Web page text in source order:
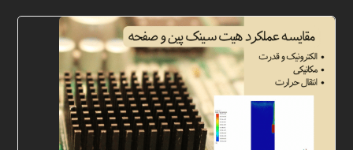
شرکت
خلاق
پردازشگران
مهر،
متخصص